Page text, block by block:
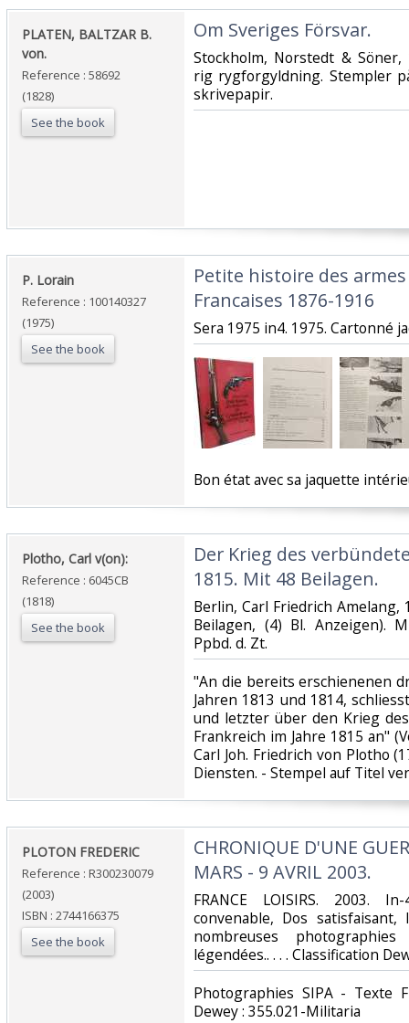
‎PLATEN, BALTZAR B.
von.‎
Reference : 58692
(1828)
See the book
‎Om Sveriges Försvar.‎
‎Stockholm, Norstedt &
rig rygforgyldning. Stempler
skrivepapir.‎
‎P. Lorain‎
Reference : 100140327
(1975)
See the book
‎Petite histoire des
Francaises 1876-1916‎
‎Sera 1975 in4. 1975. Cartonné
‎Bon état avec sa jaquette
‎Plotho, Carl v(on):‎
Reference : 6045CB
(1818)
See the book
‎Der Krieg des
1815. Mit 48 Beilagen.‎
‎Berlin, Carl Friedrich Amelang,
Beilagen, (4) Bl. Anzeigen).
Ppbd. d. Zt.‎
‎"An die bereits erschienenen
Jahren 1813 und 1814,
und letzter über den Krieg
Frankreich im Jahre 1815 an"
Carl Joh. Friedrich von Plotho
Diensten. - Stempel auf Titel
‎PLOTON FREDERIC‎
Reference : R300230079
(2003)
ISBN : 2744166375
See the book
‎CHRONIQUE D'UNE
MARS - 9 AVRIL 2003.‎
‎FRANCE LOISIRS. 2003.
convenable, Dos
nombreuses
légendées.. . . . Classification
‎Photographies SIPA - Texte
Dewey : 355.021-Militaria‎